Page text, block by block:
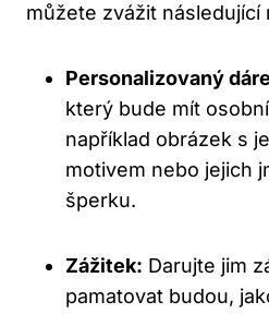
můžete zvážit následující
Personalizovaný
který bude mít
například obrázek s
motivem nebo jejich
šperku.
Zážitek: Darujte jim
pamatovat budou,